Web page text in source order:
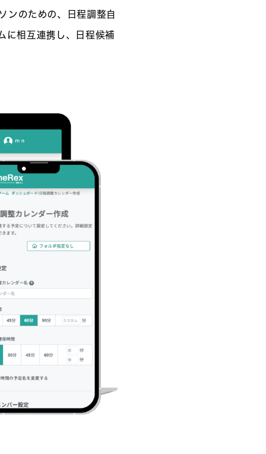
ンのための、日程調整自
に相互連携し、日程候補